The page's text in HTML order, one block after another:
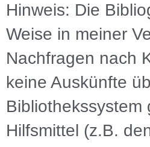
Hinweis: Die
Weise in meiner
Nachfragen nach
keine Auskünfte
Hilfsmittel (z.B.